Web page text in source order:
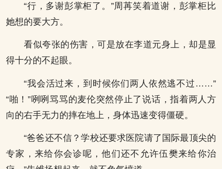
“行，多谢彭掌柜了。”周苒笑着道谢，彭掌柜比
她想的要大方。
看似夸张的伤害，可是放在李道元身上，却是显
得十分的不起眼。
“我会活过来，到时候你们两人依然逃不过……”
“啪！”咧咧骂骂的麦伦突然停止了说话，指着两人方
向的右手无力的摔在地上，身体迅速变得僵硬。
“爸爸还不信？学校还要求医院请了国际最顶尖的
专家，来给你会诊呢，他们还不允许伍樊来给你治